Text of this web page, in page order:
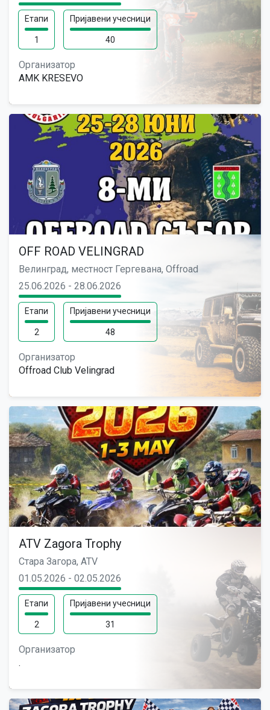
Етапи
1
Пријавени учесници
40
Организатор
AMK KRESEVO
OFF ROAD VELINGRAD
Велинград, местност Гергевана, Offroad
25.06.2026 - 28.06.2026
Етапи
2
Пријавени учесници
48
Организатор
Offroad Club Velingrad
ATV Zagora Trophy
Стара Загора, ATV
01.05.2026 - 02.05.2026
Етапи
2
Пријавени учесници
31
Организатор
.